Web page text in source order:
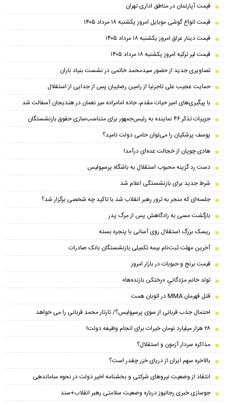
قیمت آپارتمان در مناطق اداری تهران
قیمت انواع گوشی موبایل امروز یکشنبه ۱۸ مرداد ۱۴۰۵
قیمت دینار عراق امروز یکشنبه ۱۸ مرداد ۱۴۰۵
قیمت لیر ترکیه امروز یکشنبه ۱۸ مرداد ۱۴۰۵
تصاویری جدید از حضور سیدمحمد خاتمی در نشست بنیاد باران
حمایت عجیب علی تاجرنیا از رامین رضاییان پس از جدایی از استقلال
با پیگیری‌های امیر حیات مقدم، جاده امامزاده میر نعمان در هندیجان آسفالت شد
جزییات تذکر ۴۶ نماینده به رئیس‌جمهور برای متناسب‌سازی حقوق بازنشستگان
پوسف پزشکیان را می‌توان حامی دولت نامید؟
هادی چوپان از خجالت عده‌ای درآمد!
دست رد گزینه محبوب استقلال به باشگاه پرسپولیس
شرط جدید برای بازنشستگی اعلام شد
جلسه‌ای که منجر به ترور رهبر انقلاب شد با تاکید چه شخصی برگزار شد؟
بازگشت مسی به زادگاهش پس از مرگ پدر
ریسک بزرگ استقلال روی آسانی با پنجره بسته
آخرین مهلت ثبت‌نام بیمه تکمیلی بازنشستگان بانک صادرات
قیمت برنج و حبوبات در بازار امروز
تولد خانم مژدگانیِِ «رختکن بازنده‌ها»
قتل قهرمان MMA در اتوبان همت
احتمال جذب قربانی از سوی پرسپولیس؟/ تارتار محمد قربانی را می خواهد
۲۸ هزار میلیارد تومان خیرات برای انجام وظیفه دولت!
مذاکره سردار آزمون و استقلال؟
بالاخره سهم ایران از دریای خزر چقدر است؟
انتقاد از وضعیت نیروهای شرکتی و بخشنامه اخیر دولت در نحوه ساماندهی
جوسازی خبری رجانیوز درباره وضعیت سلامتی رهبر انقلاب+سند